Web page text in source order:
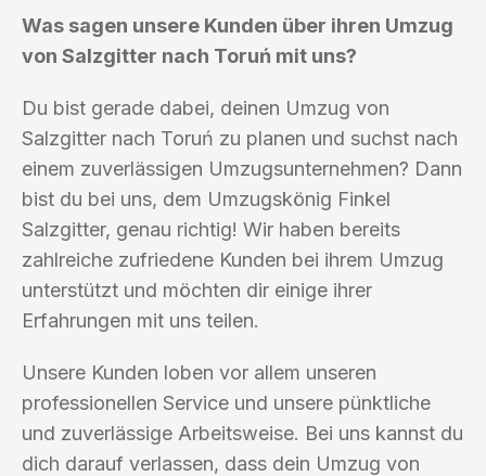
Was sagen unsere Kunden über ihren Umzug
von Salzgitter nach Toruń mit uns?
Du bist gerade dabei, deinen Umzug von
Salzgitter nach Toruń zu planen und suchst nach
einem zuverlässigen Umzugsunternehmen? Dann
bist du bei uns, dem Umzugskönig Finkel
Salzgitter, genau richtig! Wir haben bereits
zahlreiche zufriedene Kunden bei ihrem Umzug
unterstützt und möchten dir einige ihrer
Erfahrungen mit uns teilen.
Unsere Kunden loben vor allem unseren
professionellen Service und unsere pünktliche
und zuverlässige Arbeitsweise. Bei uns kannst du
dich darauf verlassen, dass dein Umzug von